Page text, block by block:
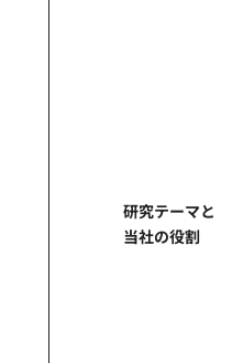
研究テーマと
当社の役割